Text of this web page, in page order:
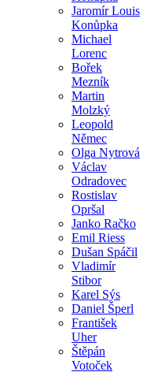
Jaromír Louis
Konůpka
Michael
Lorenc
Bořek
Mezník
Martin
Molzký
Leopold
Němec
Olga Nytrová
Václav
Odradovec
Rostislav
Opršal
Janko Račko
Emil Riess
Dušan Spáčil
Vladimír
Stibor
Karel Sýs
Daniel Šperl
František
Uher
Štěpán
Votoček